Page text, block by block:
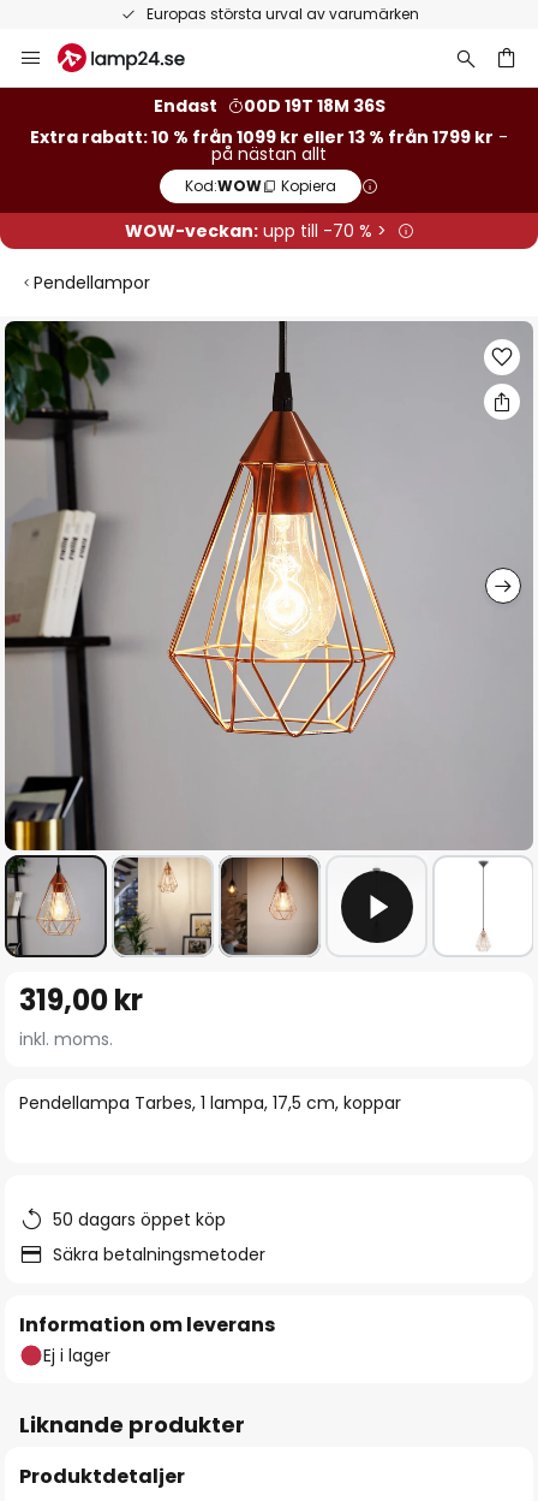
Europas största urval av varumärken
Hoppa
till
Endast
00D 19T 18M 35S
Extra rabatt: 10 % från 1099 kr eller 13 % från 1799 kr -
på nästan allt
Kod:WOW Kopiera
WOW-veckan:upp till -70 % >
Pendellampor
Hoppa
till
slutet
av
bildgalleriet
till
början
bildgalleriet
Pendellampa Tarbes, 1 lampa, 17,5 cm, koppar
319,00 kr
inkl. moms.
50 dagars öppet köp
Säkra betalningsmetoder
Information om leverans
Ej i lager
Liknande produkter
Produktdetaljer